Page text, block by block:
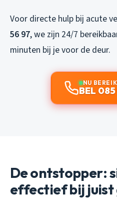
Voor directe hulp bij acute
56 97, we zijn 24/7
minuten bij je voor de deur.
NU
BEL
De ontstopper:
effectief bij juist